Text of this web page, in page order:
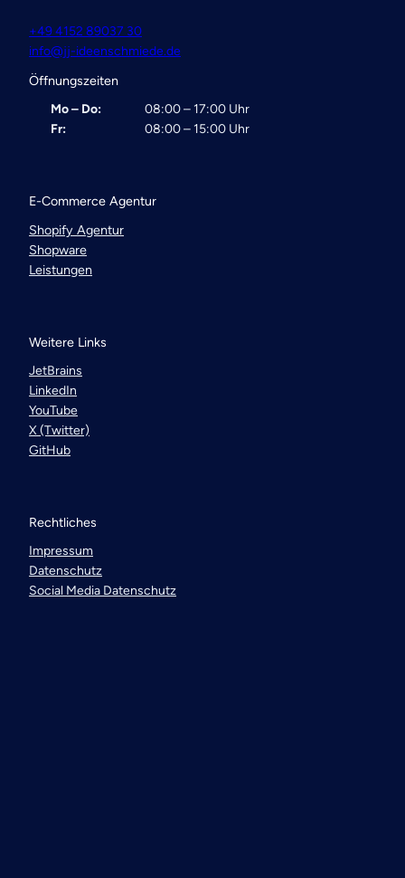
+49 4152 89037 30
info@jj-ideenschmiede.de
Öffnungszeiten
Mo – Do:
Fr:
08:00 – 17:00 Uhr
08:00 – 15:00 Uhr
E-Commerce Agentur
Shopify Agentur
Shopware
Leistungen
Weitere Links
JetBrains
LinkedIn
YouTube
X (Twitter)
GitHub
Rechtliches
Impressum
Datenschutz
Social Media Datenschutz